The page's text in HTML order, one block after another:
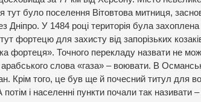
тут було поселення Вітовтова митниця,
Дніпро. У 1484 році територія була
фортецю для захисту від запорізьких
фортеця». Точного перекладу назвати не
слова «газа» – воювати. В
Крім того, це був ще й почесний титул для
і населенні пункти почали так називати –